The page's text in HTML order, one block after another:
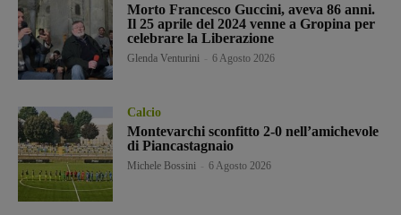
Morto Francesco Guccini, aveva 86 anni.
Il 25 aprile del 2024 venne a Gropina per
celebrare la Liberazione
Glenda Venturini 6 Agosto 2026
Calcio
Montevarchi sconfitto 2-0 nell’amichevole
di Piancastagnaio
Michele Bossini 6 Agosto 2026